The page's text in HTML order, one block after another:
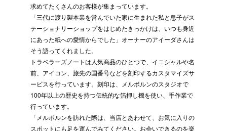
求めてたくさんのお客様が集まっています。
「三代に渡り製本業を営んでいた家に生まれた私と息子がス
テーショナリーショップをはじめたきっかけは、いつも身近
にあった紙への愛情からでした」オーナーのアイーダさんは
そう語ってくれました。
トラベラーズノートは人気商品のひとつで、イニシャルや名
前、アイコン、旅先の国番号などを刻印するカスタマイズサ
ービスを行っています。刻印は、メルボルンのスタジオで
100年以上の歴史を持つ伝統的な箔押し機を使い、手作業で
行っています。
「メルボルンを訪れた際は、当店とあわせて、お気に入りの
スポットにも足を運んでみてください。お会いできるのを楽